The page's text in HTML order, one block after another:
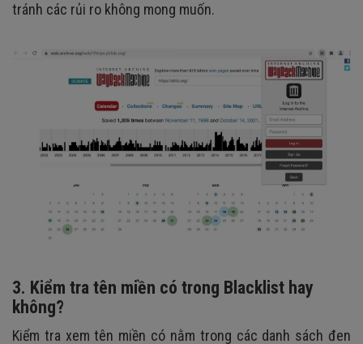
tránh các rủi ro không mong muốn.
3. Kiểm tra tên miền có trong Blacklist hay
không?
Kiểm tra xem tên miền có nằm trong các danh sách đen